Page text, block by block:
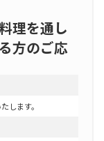
理を通し
方のご応
します。